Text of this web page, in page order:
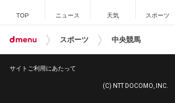
TOP ニュース 天気 スポーツ
スポーツ 中央競馬
サイトご利用にあたって
(C) NTT DOCOMO, INC.